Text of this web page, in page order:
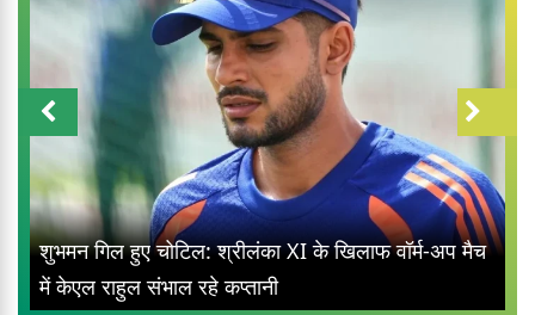
शुभमन गिल हुए चोटिल: श्रीलंका XI के खिलाफ वॉर्म-अप मैच
में केएल राहुल संभाल रहे कप्तानी